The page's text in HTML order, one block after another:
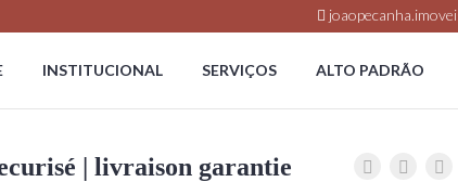
INSTITUCIONAL SERVIÇOS ALTO PADRÃO
| livraison garantie